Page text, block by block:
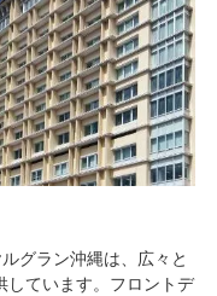
グラン沖縄は、広々と
しています。フロントデ